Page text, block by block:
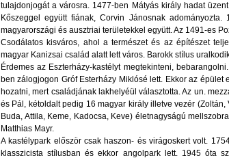
tulajdonjogát a városra. 1477-ben Mátyás király hadat
Kőszeggel együtt fiának, Corvin Jánosnak
magyarországi és ausztriai területekkel együtt. Az 1491-es
Csodálatos kisváros, ahol a természet és az építészet
magyar Kanizsai család alatt lett város. Barokk stílus
Érdemes az Eszterházy-kastélyt megtekinteni,
ben zálogjogon Gróf Esterházy Miklósé lett. Ekkor az
hozatni, mert családjának lakhelyéül választotta. Az un.
és Pál, kétoldalt pedig 16 magyar király illetve vezér
Buda, Attila, Keme, Kadocsa, Keve) életnagyságú
Matthias Mayr.
A kastélypark először csak haszon- és virágoskert volt.
klasszicista stílusban és ekkor angolpark lett. 1945 óta